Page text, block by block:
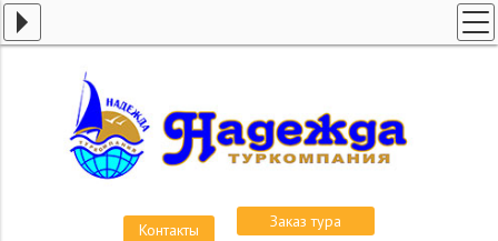
Контакты
Заказ тура
ВИЗЫ
АВИАБИЛЕТЫ